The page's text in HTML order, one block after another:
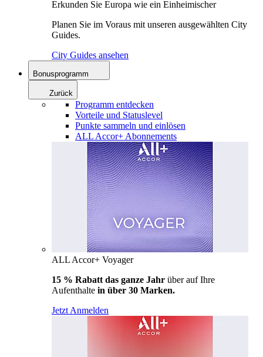
Erkunden Sie Europa wie ein Einheimischer
Planen Sie im Voraus mit unseren ausgewählten City
Guides.
City Guides ansehen
Bonusprogramm
Zurück
Programm entdecken
Vorteile und Statuslevel
Punkte sammeln und einlösen
ALL Accor+ Abonnements
ALL Accor+ Voyager
15 % Rabatt das ganze Jahr über auf Ihre
Aufenthalte in über 30 Marken.
Jetzt Anmelden